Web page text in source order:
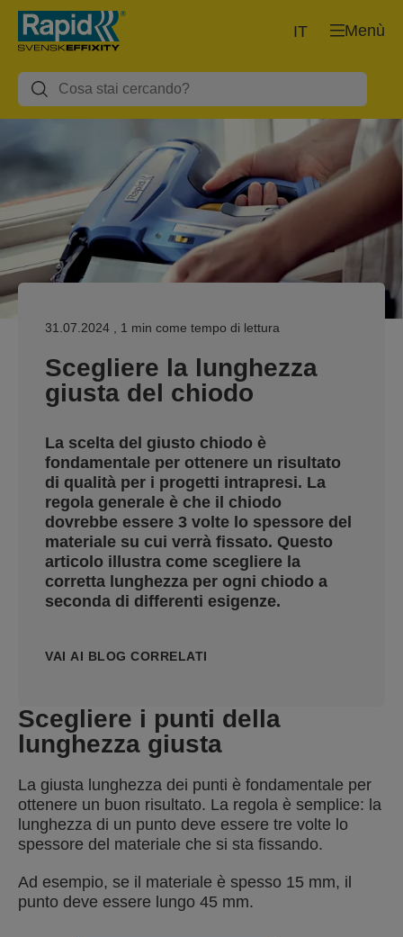
Menù
IT
31.07.2024 , 1 min come tempo di lettura
Scegliere la lunghezza
giusta del chiodo
La scelta del giusto chiodo è
fondamentale per ottenere un risultato
di qualità per i progetti intrapresi. La
regola generale è che il chiodo
dovrebbe essere 3 volte lo spessore del
materiale su cui verrà fissato. Questo
articolo illustra come scegliere la
corretta lunghezza per ogni chiodo a
seconda di differenti esigenze.
VAI AI BLOG CORRELATI
Scegliere i punti della
lunghezza giusta
La giusta lunghezza dei punti è fondamentale per
ottenere un buon risultato. La regola è semplice: la
lunghezza di un punto deve essere tre volte lo
spessore del materiale che si sta fissando.
Ad esempio, se il materiale è spesso 15 mm, il
punto deve essere lungo 45 mm.